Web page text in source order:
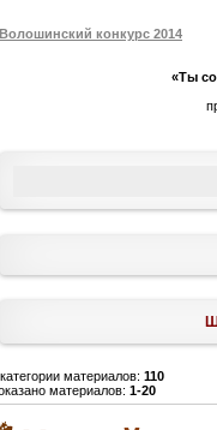
Волошинский конкурс 2014
«Ты
материалов: 110
материалов: 1-20